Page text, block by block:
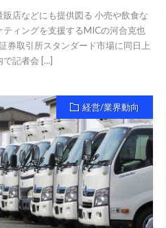
店などにも提供図る 小売や飲食な
ティングを支援するMICの河合克也
券取引所スタンダード市場に同日上
で記者会 […]
経営/業界動向